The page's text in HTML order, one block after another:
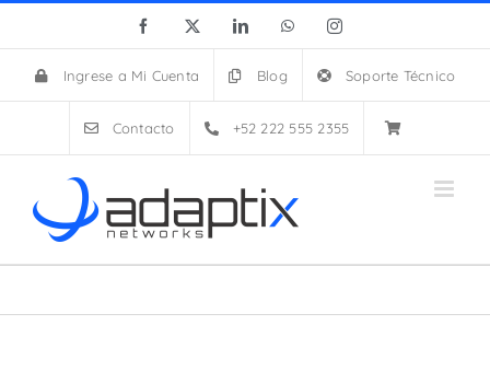
content
Facebook
X LinkedInWhatsAppInstagram
Ingrese a Mi Cuenta Blog Soporte Técnico
Contacto +52 222 555 2355